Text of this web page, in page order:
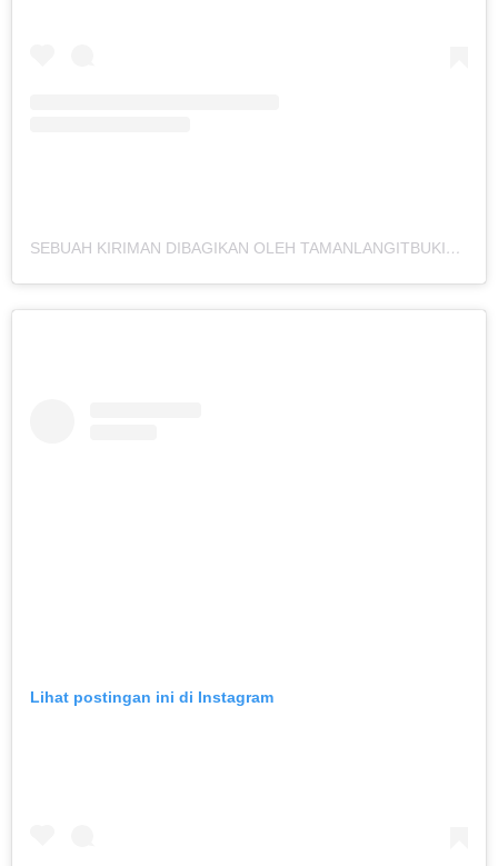
SEBUAH KIRIMAN DIBAGIKAN OLEH TAMANLANGITBUKITANGKEBAN (@TAMANLANGITBUKITANGKEBAN)
Lihat postingan ini di Instagram